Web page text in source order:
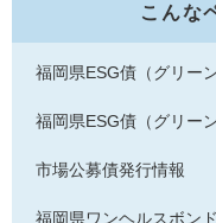
こんな
福岡県ESG債（グリー
福岡県ESG債（グリー
市場公募債発行情報
福岡県ワンヘルスボン